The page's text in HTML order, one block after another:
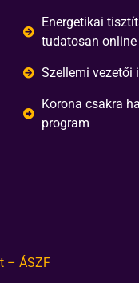
Energetikai
tudatosan online
Szellemi vezetői
Korona csakra
program
– ÁSZF